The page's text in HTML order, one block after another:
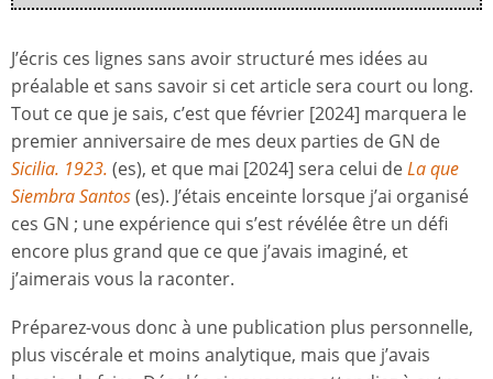
J’écris ces lignes sans avoir structuré mes idées au
préalable et sans savoir si cet article sera court ou long.
Tout ce que je sais, c’est que février [2024] marquera le
premier anniversaire de mes deux parties de GN de
Sicilia. 1923. (es), et que mai [2024] sera celui deLa que
Siembra Santos(es). J’étais enceinte lorsque j’ai organisé
ces GN ; une expérience qui s’est révélée être un défi
encore plus grand que ce que j’avais imaginé, et
j’aimerais vous la raconter.
Préparez-vous donc à une publication plus personnelle,
plus viscérale et moins analytique, mais que j’avais